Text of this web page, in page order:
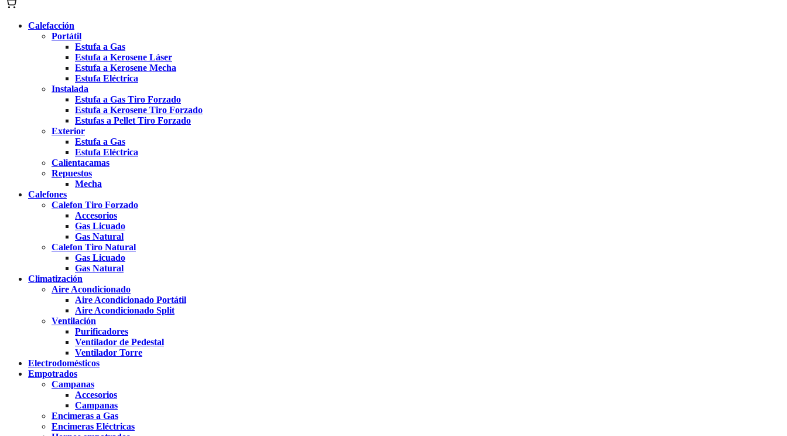
Calefacción
Portátil
Estufa a Gas
Estufa a Kerosene Láser
Estufa a Kerosene Mecha
Estufa Eléctrica
Instalada
Estufa a Gas Tiro Forzado
Estufa a Kerosene Tiro Forzado
Estufas a Pellet Tiro Forzado
Exterior
Estufa a Gas
Estufa Eléctrica
Calientacamas
Repuestos
Mecha
Calefones
Calefon Tiro Forzado
Accesorios
Gas Licuado
Gas Natural
Calefon Tiro Natural
Gas Licuado
Gas Natural
Climatización
Aire Acondicionado
Aire Acondicionado Portátil
Aire Acondicionado Split
Ventilación
Purificadores
Ventilador de Pedestal
Ventilador Torre
Electrodomésticos
Empotrados
Campanas
Accesorios
Campanas
Encimeras a Gas
Encimeras Eléctricas